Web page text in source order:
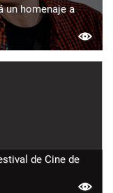
un homenaje a
de Cine de